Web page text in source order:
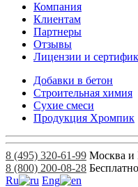
Компания
Клиентам
Партнеры
Отзывы
Лицензии и
Добавки в бетон
Строительная химия
Сухие смеси
Продукция Хромпик
8 (495) 320-61-99 Москва и
8 (800) 200-08-28
Ru
Eng